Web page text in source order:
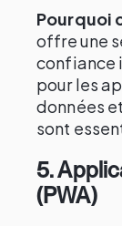
Pourquoi
offre une
confiance
pour les
données
sont
5.
(PWA)